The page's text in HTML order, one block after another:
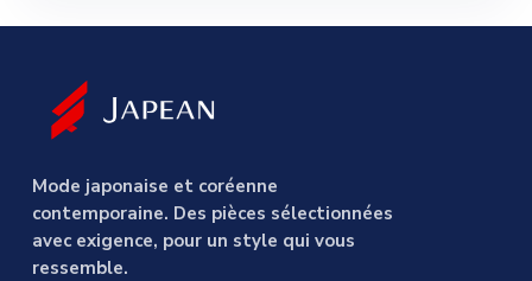
Mode japonaise et coréenne
contemporaine. Des pièces sélectionnées
avec exigence, pour un style qui vous
ressemble.